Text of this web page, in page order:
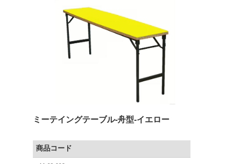
ミーテイングテーブル-舟型-イエロー
商品コード